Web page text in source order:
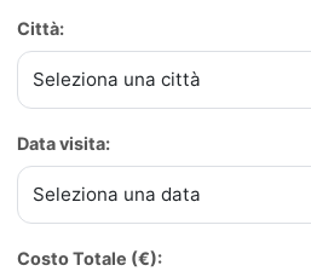
Città:
Data visita:
Costo Totale (€):